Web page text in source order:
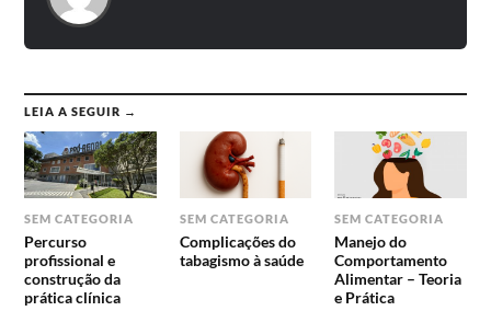
LEIA A SEGUIR →
SEM CATEGORIA
Percurso
profissional e
construção da
prática clínica
SEM CATEGORIA
Complicações do
tabagismo à saúde
SEM CATEGORIA
Manejo do
Comportamento
Alimentar – Teoria
e Prática